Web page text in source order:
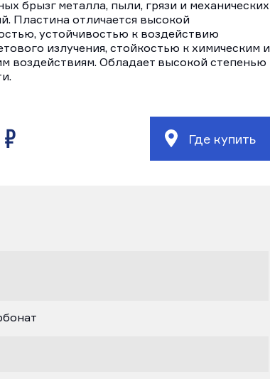
брызг металла, пыли, грязи и механических
Пластина отличается высокой
устойчивостью к воздействию
излучения, стойкостью к химическим и
воздействиям. Обладает высокой степенью
Где купить